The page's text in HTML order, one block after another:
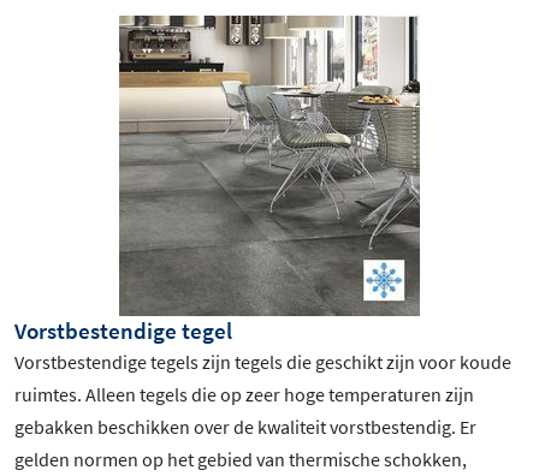
Vorstbestendige tegel
Vorstbestendige tegels zijn tegels die geschikt zijn voor koude
ruimtes. Alleen tegels die op zeer hoge temperaturen zijn
gebakken beschikken over de kwaliteit vorstbestendig. Er
gelden normen op het gebied van thermische schokken,